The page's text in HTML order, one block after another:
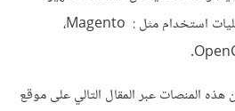
الأخرى بمميزات مختلفة وافضليات استخدام مثل : Magento،
المنصات عبر المقال التالي على موقع